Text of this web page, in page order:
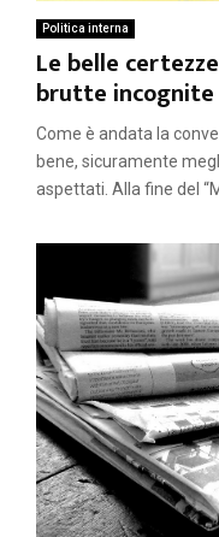
Politica interna
Le belle
brutte
Come è andata la
bene, sicuramente
aspettati. Alla fine del